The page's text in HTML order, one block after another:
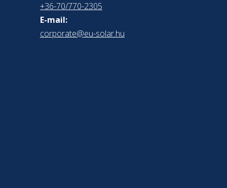
+36-70/770-2305
E-mail:
corporate@eu-solar.hu